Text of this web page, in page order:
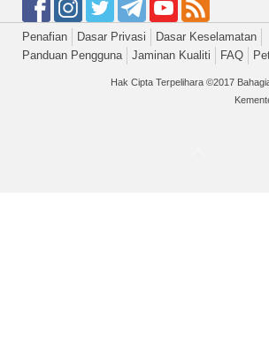
Penafian Dasar Privasi
Dasar Keselamatan
Panduan Pengguna
Jaminan Kualiti FAQ
Hak Cipta Terpelihara ©2017